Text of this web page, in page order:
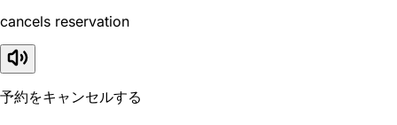
cancels reservation
予約をキャンセルする